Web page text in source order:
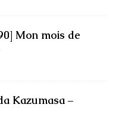
Mon mois de
Kazumasa –